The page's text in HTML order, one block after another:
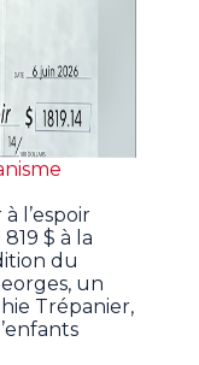
l’espoir
$ à la
du
un
Trépanier,